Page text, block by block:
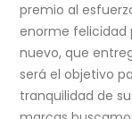
premio al
enorme felicidad
nuevo, que
será el objetivo
tranquilidad de